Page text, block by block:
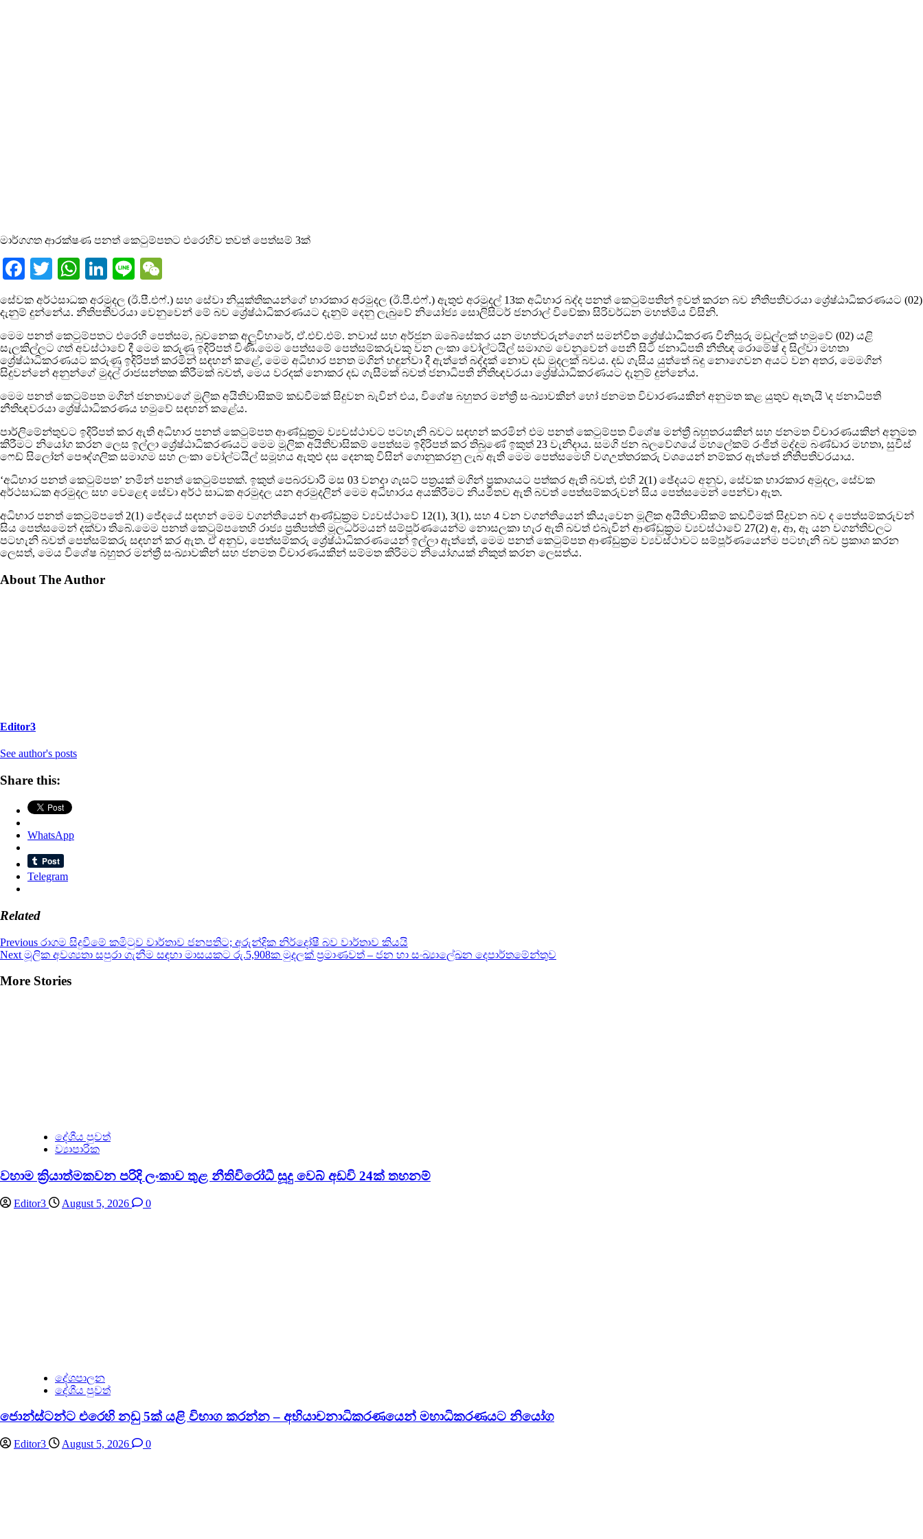
මාර්ගගත ආරක්ෂණ පනත් කෙටුම්පතට එරෙහිව තවත් පෙත්සම් 3ක්
Facebook
TwitterWhatsApp
LinkedIn
Line
සේවක අර්ථසාධක අරමුදල (ඊ.පී.එෆ්.) සහ සේවා නියුක්තිකයන්ගේ භාරකාර අරමුදල (ඊ.පී.එෆ්.) ඇතුළු අරමුදල් 13ක අධිභාර බද්ද පනත් කෙටුම්පතින් ඉවත් කරන බව නීතිපතිවරයා ශ්‍රේෂ්ඨාධිකරණයට (02)
දැනුම් දුන්නේය. නීතිපතිවරයා වෙනුවෙන් මේ බව ශ්‍රේෂ්ඨාධිකරණයට දැනුම් දෙනු ලැබුවේ නියෝජ්‍ය සොලිසිටර් ජනරාල් විවේකා සිරිවර්ධන මහත්මිය විසිනි.
මෙම පනත් කෙටුම්පතට එරෙහි පෙත්සම, බුවනෙක අලුවිහාරේ, ඒ.එච්.එම්. නවාස් සහ අර්ජුන ඔබේසේකර යන මහත්වරුන්ගෙන් සමන්විත ශ්‍රේෂ්ඨාධිකරණ විනිසුරු මඩුල්ලක් හමුවේ (02) යළි
සැලකිල්ලට ගත් අවස්ථාවේ දී මෙම කරුණු ඉදිරිපත් විණි.මෙම පෙත්සමේ පෙත්සම්කරුවකු වන ලංකා වෝල්ටයිල් සමාගම වෙනුවෙන් පෙනී සිටි ජනාධිපති නීතිඥ රොමේෂ් ද සිල්වා මහතා
ශ්‍රේෂ්ඨාධිකරණයට කරුණු ඉදිරිපත් කරමින් සඳහන් කළේ, මෙම අධිභාර පනත මගින් හඳුන්වා දී ඇත්තේ බද්දක් නොව දඩ මුදලක් බවය. දඩ ගැසිය යුත්තේ බදු නොගෙවන අයට වන අතර, මෙමගින්
සිදුවන්නේ අනුන්ගේ මුදල් රාජසන්තක කිරීමක් බවත්, මෙය වරදක් නොකර දඩ ගැසීමක් බවත් ජනාධිපති නීතිඥවරයා ශ්‍රේෂ්ඨාධිකරණයට දැනුම් දුන්නේය.
මෙම පනත් කෙටුම්පත මගින් ජනතාවගේ මූලික අයිතිවාසිකම් කඩවීමක් සිදුවන බැවින් එය, විශේෂ බහුතර මන්ත්‍රී සංඛ්‍යාවකින් හෝ ජනමත විචාරණයකින් අනුමත කළ යුතුව ඇතැයි \ද ජනාධිපති
නීතිඥවරයා ශ්‍රේෂ්ඨාධිකරණය හමුවේ සඳහන් කළේය.
පාර්ලිමේන්තුවට ඉදිරිපත් කර ඇති අධිභාර පනත් කෙටුම්පත ආණ්ඩුක්‍රම ව්‍යවස්ථාවට පටහැනි බවට සඳහන් කරමින් එම පනත් කෙටුම්පත විශේෂ මන්ත්‍රී බහුතරයකින් සහ ජනමත විචාරණයකින් අනුමත
කිරීමට නියෝග කරන ලෙස ඉල්ලා ශ්‍රේෂ්ඨාධිකරණයට මෙම මූලික අයිතිවාසිකම් පෙත්සම ඉදිරිපත් කර තිබුණේ ඉකුත් 23 වැනිදාය. සමගි ජන බලවේගයේ මහලේකම් රංජිත් මද්දුම බණ්ඩාර මහතා, සුවිස්
ෆෙඩ් සිලෝන් පෞද්ගලික සමාගම සහ ලංකා වෝල්ටයිල් සමූහය ඇතුළු දස දෙනකු විසින් ගොනුකරනු ලැබ ඇති මෙම පෙත්සමෙහි වගඋත්තරකරු වශයෙන් නම්කර ඇත්තේ නීතිපතිවරයාය.
‘අධිභාර පනත් කෙටුම්පත’ නමින් පනත් කෙටුම්පතක්. ඉකුත් පෙබරවාරි මස 03 වනදා ගැසට් පත්‍රයක් මගින් ප්‍රකාශයට පත්කර ඇති බවත්, එහි 2(1) ඡේදයට අනුව, සේවක භාරකාර අමුදල, සේවක
අර්ථසාධක අරමුදල සහ වෙළෙඳ සේවා අර්ථ සාධක අරමුදල යන අරමුදලින් මෙම අධිභාරය අයකිරීමට නියමිතව ඇති බවත් පෙත්සම්කරුවන් සිය පෙත්සමෙන් පෙන්වා ඇත.
අධිභාර පනත් කෙටුම්පතේ 2(1) ජේදයේ සඳහන් මෙම වගන්තියෙන් ආණ්ඩුක්‍රම ව්‍යවස්ථාවේ 12(1), 3(1), සහ 4 වන වගන්තියෙන් කියැවෙන මූලික අයිතිවාසිකම් කඩවීමක් සිදුවන බව ද පෙත්සම්කරුවන්
සිය පෙත්සමෙන් දක්වා තිබේ.මෙම පනත් කෙටුම්පතෙහි රාජ්‍ය ප්‍රතිපත්ති මූලධර්මයන් සම්පූර්ණයෙන්ම නොසලකා හැර ඇති බවත් එබැවින් ආණ්ඩුක්‍රම ව්‍යවස්ථාවේ 27(2) අ, ආ, ඈ යන වගන්තිවලට
පටහැනි බවත් පෙත්සම්කරු සඳහන් කර ඇත. ඒ අනුව, පෙත්සම්කරු ශ්‍රේෂ්ඨාධිකරණයෙන් ඉල්ලා ඇත්තේ, මෙම පනත් කෙටුම්පත ආණ්ඩුක්‍රම ව්‍යවස්ථාවට සම්පූර්ණයෙන්ම පටහැනි බව ප්‍රකාශ කරන
ලෙසත්, මෙය විශේෂ බහුතර මන්ත්‍රී සංඛ්‍යාවකින් සහ ජනමත විචාරණයකින් සම්මත කිරිමට නියෝගයක් නිකුත් කරන ලෙසත්ය.
About The Author
Editor3
See author's posts
Share this:
WhatsApp
Telegram
Related
Continue
Reading
Previous රාගම සිදුවීමේ කමිටුව වාර්තාව ජනපතිට; අරුන්දික නිර්දෝෂී බව වාර්තාව කියයි
Next මූලික අවශ්‍යතා සපුරා ගැනීම සඳහා මාසයකට රු.5,908ක මුදලක් ප්‍රමාණවත් – ජන හා සංඛ්‍යාලේඛන දෙපාර්තමේන්තුව
More Stories
දේශීය පුවත්
ව්‍යාපාරික
වහාම ක්‍රියාත්මකවන පරිදි ලංකාව තුළ නීතිවිරෝධී සූදු වෙබ් අඩවි 24ක් තහනම්
Editor3 August 5, 2026 0
දේශපාලන
දේශීය පුවත්
ජොන්ස්ටන්ට එරෙහි නඩු 5ක් යළි විභාග කරන්න – අභියාචනාධිකරණයෙන් මහාධිකරණයට නියෝග
Editor3 August 5, 2026 0